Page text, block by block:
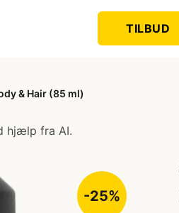
TILBUD
& Hair (85 ml)
hjælp fra AI.
-25%